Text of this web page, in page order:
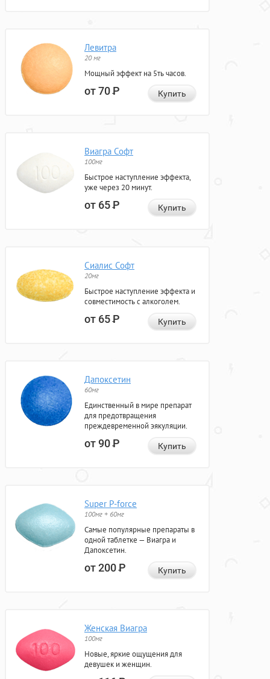
Левитра
20 мг
Мощный эффект на 5ть часов.
от 70Р Купить
Виагра Софт
100мг
Быстрое наступление эффекта,
уже через 20 минут.
от 65Р Купить
Сиалис Софт
20мг
Быстрое наступление эффекта и
совместимость с алкоголем.
от 65Р Купить
Дапоксетин
60мг
Единственный в мире препарат
для предотвращения
преждевременной эякуляции.
от 90Р Купить
Super P-force
100мг + 60мг
Самые популярные препараты в
одной таблетке — Виагра и
Дапоксетин.
от 200Р Купить
Женская Виагра
100мг
Новые, яркие ощущения для
девушек и женщин.